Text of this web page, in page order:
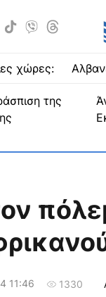
χώρες:
της
11:46 1330